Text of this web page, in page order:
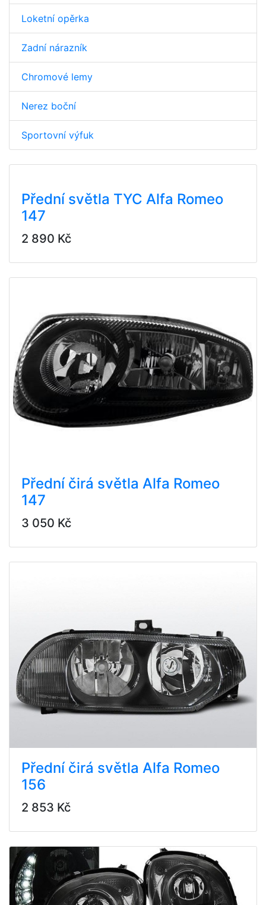
Loketní opěrka
Zadní nárazník
Chromové lemy
Nerez boční
Sportovní výfuk
Přední světla TYC Alfa Romeo
147
2 890 Kč
Přední čirá světla Alfa Romeo
147
3 050 Kč
Přední čirá světla Alfa Romeo
156
2 853 Kč